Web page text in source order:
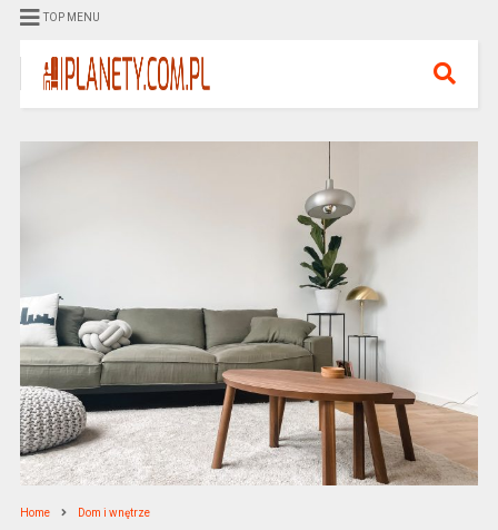
TOP MENU
Home Dom i wnętrze